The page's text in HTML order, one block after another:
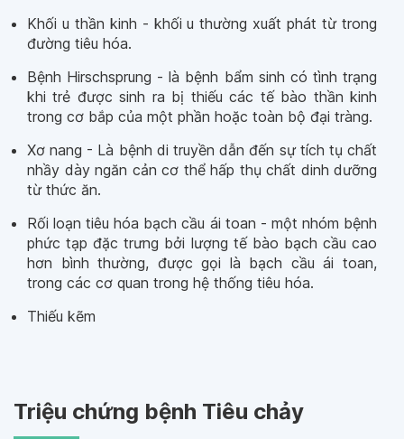
Khối u thần kinh - khối u thường xuất phát từ trong
đường tiêu hóa.
Bệnh Hirschsprung - là bệnh bẩm sinh có tình trạng
khi trẻ được sinh ra bị thiếu các tế bào thần kinh
trong cơ bắp của một phần hoặc toàn bộ đại tràng.
Xơ nang - Là bệnh di truyền dẫn đến sự tích tụ chất
nhầy dày ngăn cản cơ thể hấp thụ chất dinh dưỡng
từ thức ăn.
Rối loạn tiêu hóa bạch cầu ái toan - một nhóm bệnh
phức tạp đặc trưng bởi lượng tế bào bạch cầu cao
hơn bình thường, được gọi là bạch cầu ái toan,
trong các cơ quan trong hệ thống tiêu hóa.
Thiếu kẽm
Triệu chứng bệnh Tiêu chảy